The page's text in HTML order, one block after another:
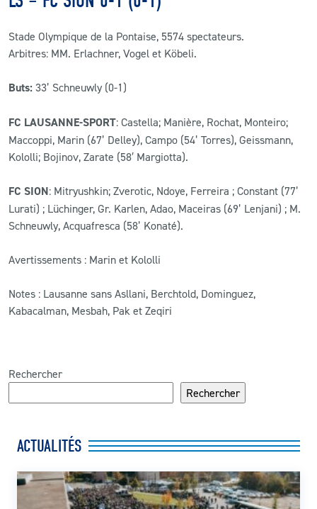
Stade Olympique de la Pontaise, 5574 spectateurs.
Arbitres: MM. Erlachner, Vogel et Köbeli.
Buts: 33’ Schneuwly (0-1)
FC LAUSANNE-SPORT: Castella; Manière, Rochat, Monteiro;
Maccoppi, Marin (67’ Delley), Campo (54’ Torres), Geissmann,
Kololli; Bojinov, Zarate (58′ Margiotta).
FC SION: Mitryushkin; Zverotic, Ndoye, Ferreira ; Constant (77’
Lurati) ; Lüchinger, Gr. Karlen, Adao, Maceiras (69’ Lenjani) ; M.
Schneuwly, Acquafresca (58’ Konaté).
Avertissements : Marin et Kololli
Notes : Lausanne sans Asllani, Berchtold, Dominguez,
Kabacalman, Mesbah, Pak et Zeqiri
Rechercher
Rechercher
ACTUALITÉS